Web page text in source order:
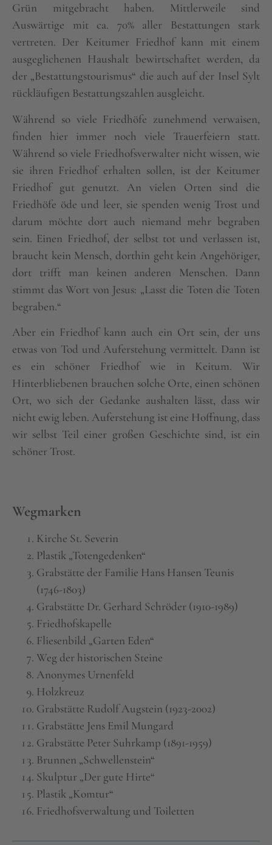
Grün mitgebracht haben. Mittlerweile sind
Auswärtige mit ca. 70% aller Bestattungen stark
vertreten. Der Keitumer Friedhof kann mit einem
ausgeglichenen Haushalt bewirtschaftet werden, da
der „Bestattungstourismus“ die auch auf der Insel Sylt
rückläufigen Bestattungszahlen ausgleicht.
Während so viele Friedhöfe zunehmend verwaisen,
finden hier immer noch viele Trauerfeiern statt.
Während so viele Friedhofsverwalter nicht wissen, wie
sie ihren Friedhof erhalten sollen, ist der Keitumer
Friedhof gut genutzt. An vielen Orten sind die
Friedhöfe öde und leer, sie spenden wenig Trost und
darum möchte dort auch niemand mehr begraben
sein. Einen Friedhof, der selbst tot und verlassen ist,
braucht kein Mensch, dorthin geht kein Angehöriger,
dort trifft man keinen anderen Menschen. Dann
stimmt das Wort von Jesus: „Lasst die Toten die Toten
begraben.“
Aber ein Friedhof kann auch ein Ort sein, der uns
etwas von Tod und Auferstehung vermittelt. Dann ist
es ein schöner Friedhof wie in Keitum. Wir
Hinterbliebenen brauchen solche Orte, einen schönen
Ort, wo sich der Gedanke aushalten lässt, dass wir
nicht ewig leben. Auferstehung ist eine Hoffnung, dass
wir selbst Teil einer großen Geschichte sind, ist ein
schöner Trost.
Wegmarken
Kirche St. Severin
Plastik „Totengedenken“
Grabstätte der Familie Hans Hansen Teunis
(1746-1803)
Grabstätte Dr. Gerhard Schröder (1910-1989)
Friedhofskapelle
Fliesenbild „Garten Eden“
Weg der historischen Steine
Anonymes Urnenfeld
Holzkreuz
Grabstätte Rudolf Augstein (1923-2002)
Grabstätte Jens Emil Mungard
Grabstätte Peter Suhrkamp (1891-1959)
Brunnen „Schwellenstein“
Skulptur „Der gute Hirte“
Plastik „Komtur“
Friedhofsverwaltung und Toiletten